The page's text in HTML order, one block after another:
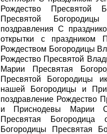
Рождество Пресвятой
Пресвятой
поздравления С
открытки с праздником
Рождеством Богородицы
Рождество Пресвятой
Марии Пресвятая
Пресвятой Богородицы
нашей Богородицы и
поздравление Рождество
и Приснодевы Марии С
Пресвятая Богородица
Богородицы Пресвятая